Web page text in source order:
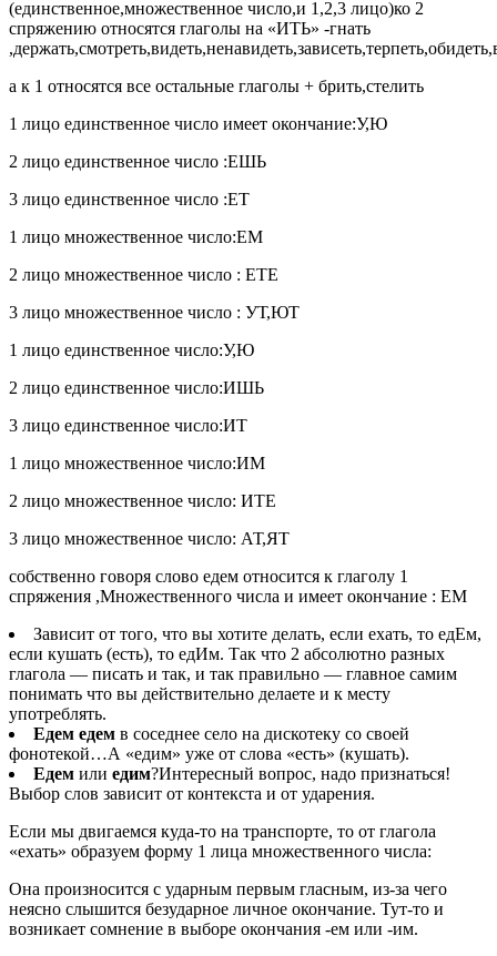
(единственное,множественное число,и 1,2,3 лицо)ко 2
спряжению относятся глаголы на «ИТЬ» -гнать
а к 1 относятся все остальные глаголы + брить,стелить
1 лицо единственное число имеет окончание:У,Ю
2 лицо единственное число :ЕШЬ
3 лицо единственное число :ЕТ
1 лицо множественное число:ЕМ
2 лицо множественное число : ЕТЕ
3 лицо множественное число : УТ,ЮТ
1 лицо единственное число:У,Ю
2 лицо единственное число:ИШЬ
3 лицо единственное число:ИТ
1 лицо множественное число:ИМ
2 лицо множественное число: ИТЕ
3 лицо множественное число: АТ,ЯТ
собственно говоря слово едем относится к глаголу 1
спряжения ,Множественного числа и имеет окончание : ЕМ
Зависит от того, что вы хотите делать, если ехать, то едЕм,
если кушать (есть), то едИм. Так что 2 абсолютно разных
глагола — писать и так, и так правильно — главное самим
понимать что вы действительно делаете и к месту
употреблять.
Едем едем в соседнее село на дискотеку со своей
фонотекой…А «едим» уже от слова «есть» (кушать).
Едем или едим?Интересный вопрос, надо признаться!
Выбор слов зависит от контекста и от ударения.
Если мы двигаемся куда-то на транспорте, то от глагола
«ехать» образуем форму 1 лица множественного числа:
Она произносится с ударным первым гласным, из-за чего
неясно слышится безударное личное окончание. Тут-то и
возникает сомнение в выборе окончания -ем или -им.